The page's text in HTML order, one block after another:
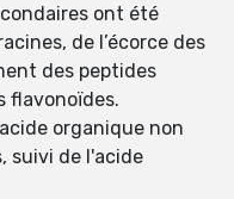
ont été
de l’écorce des
des peptides
flavonoïdes.
organique non
suivi de l'acide